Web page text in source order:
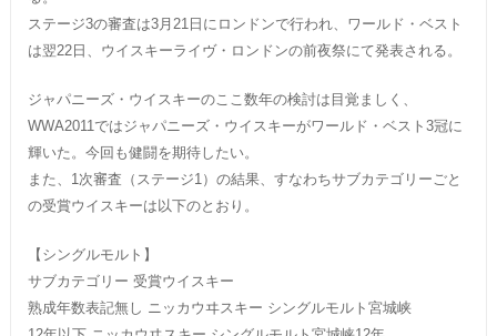
ステージ3の審査は3月21日にロンドンで行われ、ワールド・ベスト
は翌22日、ウイスキーライヴ・ロンドンの前夜祭にて発表される。
ジャパニーズ・ウイスキーのここ数年の検討は目覚ましく、
WWA2011ではジャパニーズ・ウイスキーがワールド・ベスト3冠に
輝いた。今回も健闘を期待したい。
また、1次審査（ステージ1）の結果、すなわちサブカテゴリーごと
の受賞ウイスキーは以下のとおり。
【シングルモルト】
サブカテゴリー 受賞ウイスキー
熟成年数表記無し ニッカウヰスキー シングルモルト宮城峡